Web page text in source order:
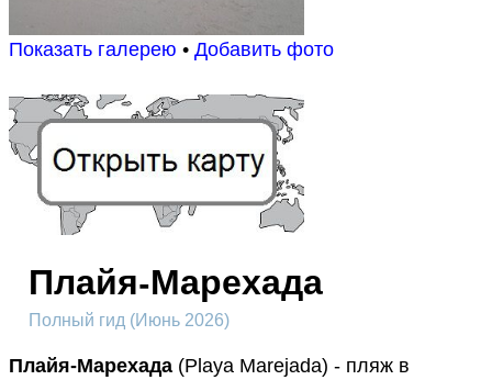
Показать галерею • Добавить фото
Плайя-Марехада
Полный гид (Июнь 2026)
Плайя-Марехада (Playa Marejada) - пляж в